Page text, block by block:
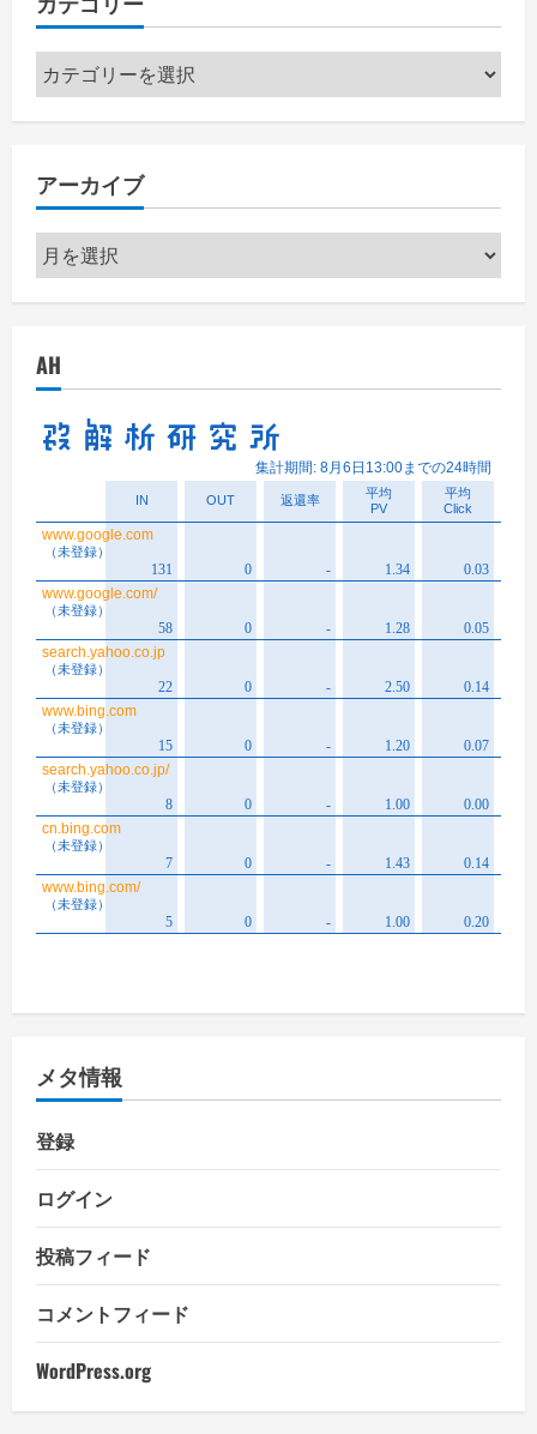
カ
テ
ー
アーカイブ
ア
ー
ブ
AH
メタ情報
登録
ログイン
投稿フィード
コメントフィード
WordPress.org